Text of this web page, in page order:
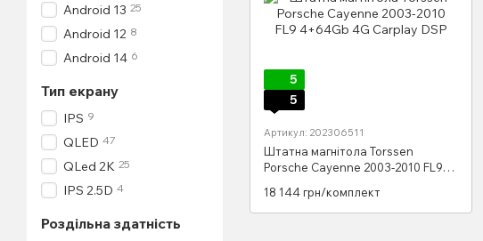
5
5
Артикул: 202306511
Штатна магнітола Torssen
Porsche Cayenne 2003-2010 FL9
18 144 грн/комплект
Android 13 25
Android 12 8
Android 14 6
Тип екрану
IPS 9
QLED 47
QLed 2K 25
IPS 2.5D 4
Роздільна здатність